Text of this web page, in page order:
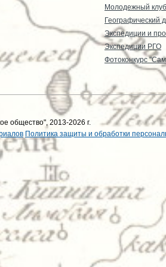
Молодежный клуб
Географический
Экспедиции и
Экспедиции РГО
Фотоконкурс
общество", 2013-2026 г.
Политика защиты и обработки